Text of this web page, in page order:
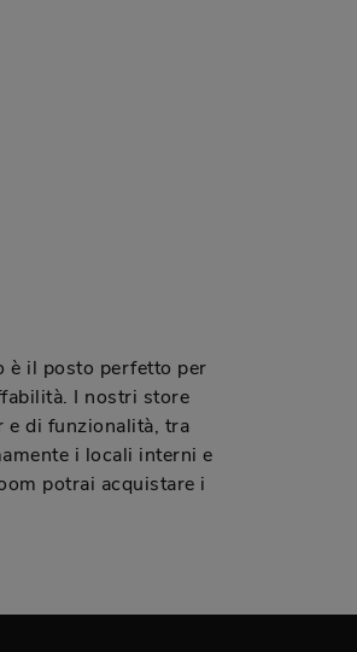
è il posto perfetto per
I nostri store
e di funzionalità, tra
i locali interni e
potrai acquistare i